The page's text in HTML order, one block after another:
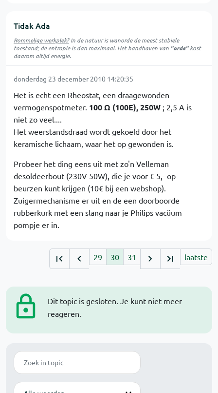
Dit topic is gesloten. Je kunt niet meer
reageren.
Zoek
Modus
Tidak Ada
Rommelige werkplek?In de natuur iswanordede meest stabiele
toestand; de entropie is dan maximaal. Het handhaven van "orde"kost
daarom altijd energie.
donderdag 23 december 2010 14:20:35
Het is echt een Rheostat, een draagewonden
vermogenspotmeter. 100 Ω (100E), 250W ; 2,5 A is
niet zo veel....
Het weerstandsdraad wordt gekoeld door het
keramische lichaam, waar het op gewonden is.
Probeer het ding eens uit met zo'n Velleman
desoldeerbout (230V 50W), die je voor € 5,- op
beurzen kunt krijgen (10€ bij een webshop).
Zuigermechanisme er uit en de een doorboorde
rubberkurk met een slang naar je Philips vacüum
pompje er in.
29 30 31 laatste